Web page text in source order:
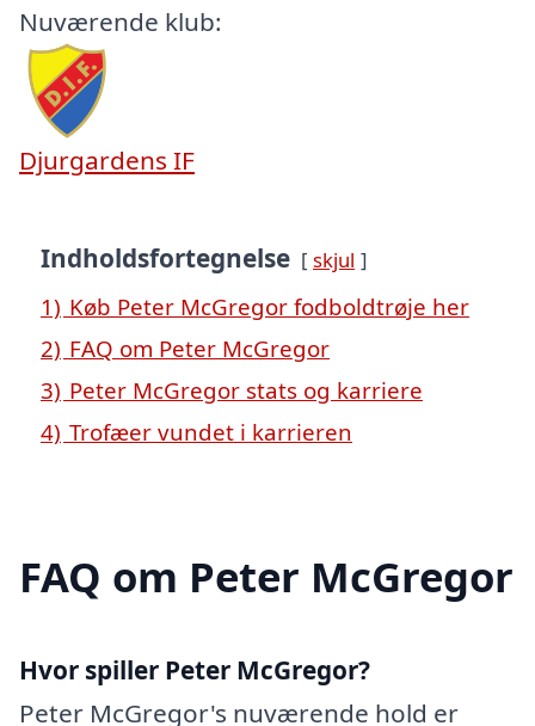
Nuværende klub:
Djurgardens IF
Indholdsfortegnelse skjul
1) Køb Peter McGregor fodboldtrøje her
2) FAQ om Peter McGregor
3) Peter McGregor stats og karriere
4) Trofæer vundet i karrieren
FAQ om Peter McGregor
Hvor spiller Peter McGregor?
Peter McGregor's nuværende hold er